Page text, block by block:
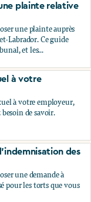
plainte relative
une plainte auprès
Labrador. Ce guide
et les...
plainte relative
à votre
à votre employeur,
de savoir.
à votre employeur
des
une demande à
pour les torts que vous